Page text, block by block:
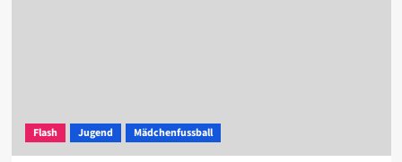
Flash Jugend Mädchenfussball